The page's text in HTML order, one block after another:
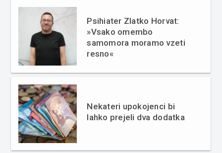
Psihiater Zlatko Horvat:
»Vsako omembo
samomora moramo vzeti
resno«
Nekateri upokojenci bi
lahko prejeli dva dodatka